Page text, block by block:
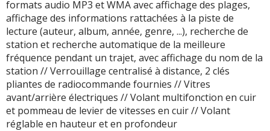
formats audio MP3 et WMA avec affichage des plages,
affichage des informations rattachées à la piste de
lecture (auteur, album, année, genre, ...), recherche de
station et recherche automatique de la meilleure
fréquence pendant un trajet, avec affichage du nom de la
station // Verrouillage centralisé à distance, 2 clés
pliantes de radiocommande fournies // Vitres
avant/arrière électriques // Volant multifonction en cuir
et pommeau de levier de vitesses en cuir // Volant
réglable en hauteur et en profondeur